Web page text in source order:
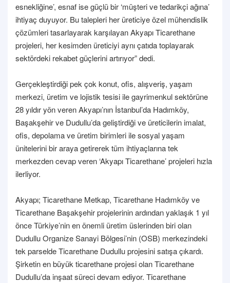
esnekliğine’, esnaf ise güçlü bir ‘müşteri ve tedarikçi ağına’
ihtiyaç duyuyor. Bu talepleri her üreticiye özel mühendislik
çözümleri tasarlayarak karşılayan Akyapı Ticarethane
projeleri, her kesimden üreticiyi aynı çatıda toplayarak
sektördeki rekabet güçlerini artırıyor” dedi.
Gerçekleştirdiği pek çok konut, ofis, alışveriş, yaşam
merkezi, üretim ve lojistik tesisi ile gayrimenkul sektörüne
28 yıldır yön veren Akyapı’nın İstanbul’da Hadımköy,
Başakşehir ve Dudullu’da geliştirdiği ve üreticilerin imalat,
ofis, depolama ve üretim birimleri ile sosyal yaşam
ünitelerini bir araya getirerek tüm ihtiyaçlarına tek
merkezden cevap veren ‘Akyapı Ticarethane’ projeleri hızla
ilerliyor.
Akyapı; Ticarethane Metkap, Ticarethane Hadımköy ve
Ticarethane Başakşehir projelerinin ardından yaklaşık 1 yıl
önce Türkiye’nin en önemli üretim üslerinden biri olan
Dudullu Organize Sanayi Bölgesi’nin (OSB) merkezindeki
tek parselde Ticarethane Dudullu projesini satışa çıkardı.
Şirketin en büyük ticarethane projesi olan Ticarethane
Dudullu’da inşaat süreci devam ediyor. Ticarethane